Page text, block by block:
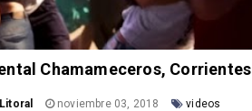
Chamameceros, Corrientes
noviembre 03, 2018 videos